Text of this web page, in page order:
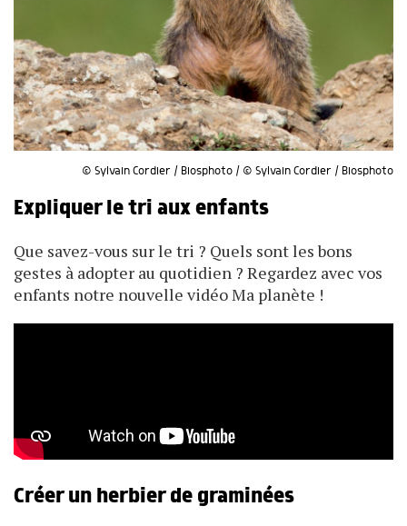
© Sylvain Cordier / Biosphoto / © Sylvain Cordier / Biosphoto
Expliquer le tri aux enfants
Que savez-vous sur le tri ? Quels sont les bons
gestes à adopter au quotidien ? Regardez avec vos
enfants notre nouvelle vidéo Ma planète !
Créer un herbier de graminées